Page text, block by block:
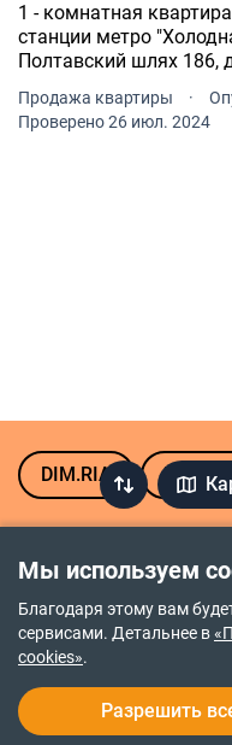
Мы используем
Благодаря этому вам
сервисами. Детальнее в
cookies».
Разрешить
DIM.RIA
1 - комнатная
станции метро
Продажа квартиры ·
Проверено 26 июл. 2024
Политика возврата
Политика приватности
Правочин про надання